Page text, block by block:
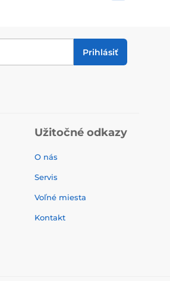
Prihlásiť
Užitočné odkazy
O nás
Servis
Voľné miesta
Kontakt